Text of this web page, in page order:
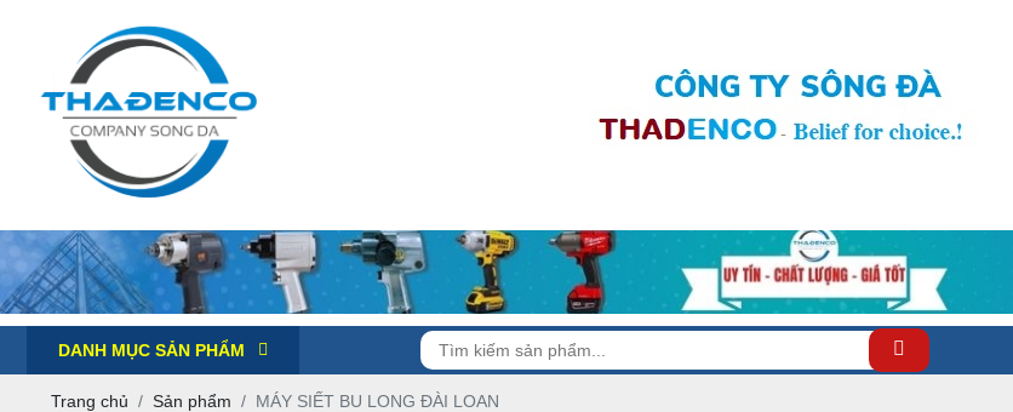
DANH MỤC SẢN PHẨM
Trang chủ Sản phẩm MÁY SIẾT BU LONG ĐÀI LOAN